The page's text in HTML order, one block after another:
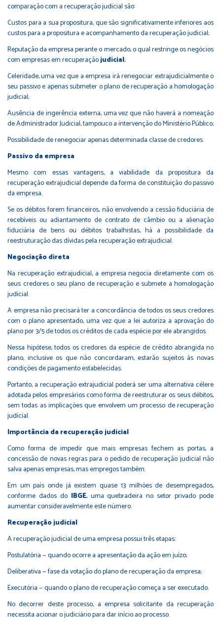
comparação com a recuperação judicial são:
Custos para a sua propositura, que são significativamente inferiores aos
custos para a propositura e acompanhamento da recuperação judicial;
Reputação da empresa perante o mercado, o qual restringe os negócios
com empresas em recuperaçãojudicial;
Celeridade, uma vez que a empresa irá renegociar extrajudicialmente o
seu passivo e apenas submeter o plano de recuperação a homologação
judicial;
Ausência de ingerência externa, uma vez que não haverá a nomeação
de Administrador Judicial, tampouco a intervenção do Ministério Público;
Possibilidade de renegociar apenas determinada classe de credores.
Passivo da empresa
Mesmo com essas vantagens, a viabilidade da propositura da
recuperação extrajudicial depende da forma de constituição do passivo
da empresa.
Se os débitos forem financeiros, não envolvendo a cessão fiduciária de
recebíveis ou adiantamento de contrato de câmbio ou a alienação
fiduciária de bens ou débitos trabalhistas, há a possibilidade da
reestruturação das dívidas pela recuperação extrajudicial.
Negociação direta
Na recuperação extrajudicial, a empresa negocia diretamente com os
seus credores o seu plano de recuperação e submete a homologação
judicial.
A empresa não precisará ter a concordância de todos os seus credores
com o plano apresentado, uma vez que a lei autoriza a aprovação do
plano por 3/5 de todos os créditos de cada espécie por ele abrangidos.
Nessa hipótese, todos os credores da espécie de crédito abrangida no
plano, inclusive os que não concordaram, estarão sujeitos às novas
condições de pagamento estabelecidas.
Portanto, a recuperação extrajudicial poderá ser uma alternativa célere
adotada pelos empresários como forma de reestruturar os seus débitos,
sem todas as implicações que envolvem um processo de recuperação
judicial.
Importância da recuperação judicial
Como forma de impedir que mais empresas fechem as portas, a
concessão de novas regras para o pedido de recuperação judicial não
salva apenas empresas, mas empregos também.
Em um país onde já existem quase 13 milhões de desempregados,
conforme dados do IBGE, uma quebradeira no setor privado pode
aumentar consideravelmente este número.
Recuperação judicial
A recuperação judicial de uma empresa possui três etapas:
Postulatória — quando ocorre a apresentação da ação em juízo;
Deliberativa — fase da votação do plano de recuperação da empresa;
Executória — quando o plano de recuperação começa a ser executado.
No decorrer deste processo, a empresa solicitante da recuperação
necessita acionar o judiciário para dar início ao processo.